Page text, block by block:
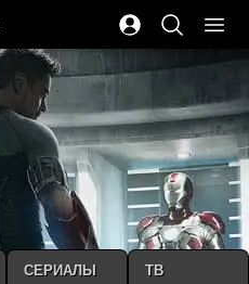
СЕРИАЛЫ ТВ